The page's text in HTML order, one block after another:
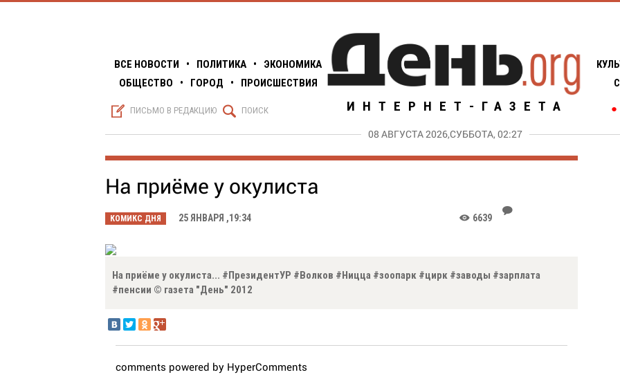
ВСЕ НОВОСТИ • ПОЛИТИКА •
ЭКОНОМИКА
ОБЩЕСТВО
• ГОРОД • ПРОИСШЕСТВИЯ
S ПИСЬМО В РЕДАКЦИЮ Q ПОИСК ИНТЕРНЕТ-ГАЗЕТА ●
08 АВГУСТА 2026,СУББОТА, 02:27
На приёме у окулиста
КОМИКС ДНЯ 25 ЯНВАРЯ ,19:34 K 6639
J
На приёме у окулиста... #ПрезидентУР #Волков #Ницца #зоопарк #цирк #заводы #зарплата
#пенсии © газета "День" 2012
comments powered by HyperComments